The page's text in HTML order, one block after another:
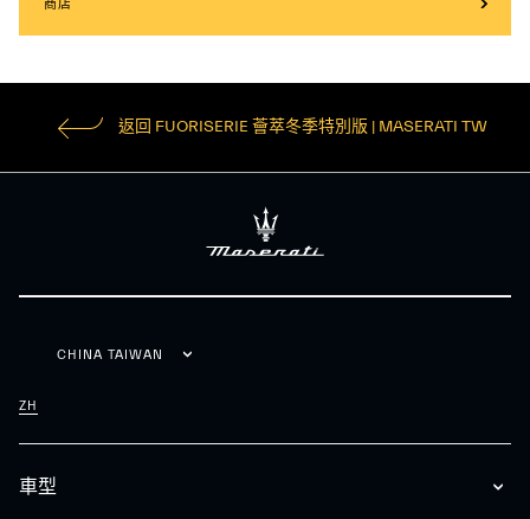
商店
返回 FUORISERIE 薈萃冬季特別版 | MASERATI TW
車型
CHINA TAIWAN
ZH